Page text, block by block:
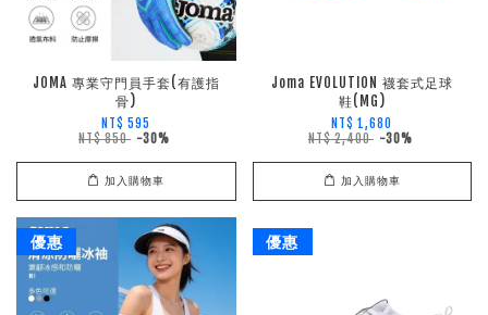
JOMA 專業守門員手套(有護指
骨)
NT$ 595
NT$ 850 -30%
加入購物車
Joma EVOLUTION 襪套式足球
鞋(MG)
NT$ 1,680
NT$ 2,400 -30%
加入購物車
優惠 優惠